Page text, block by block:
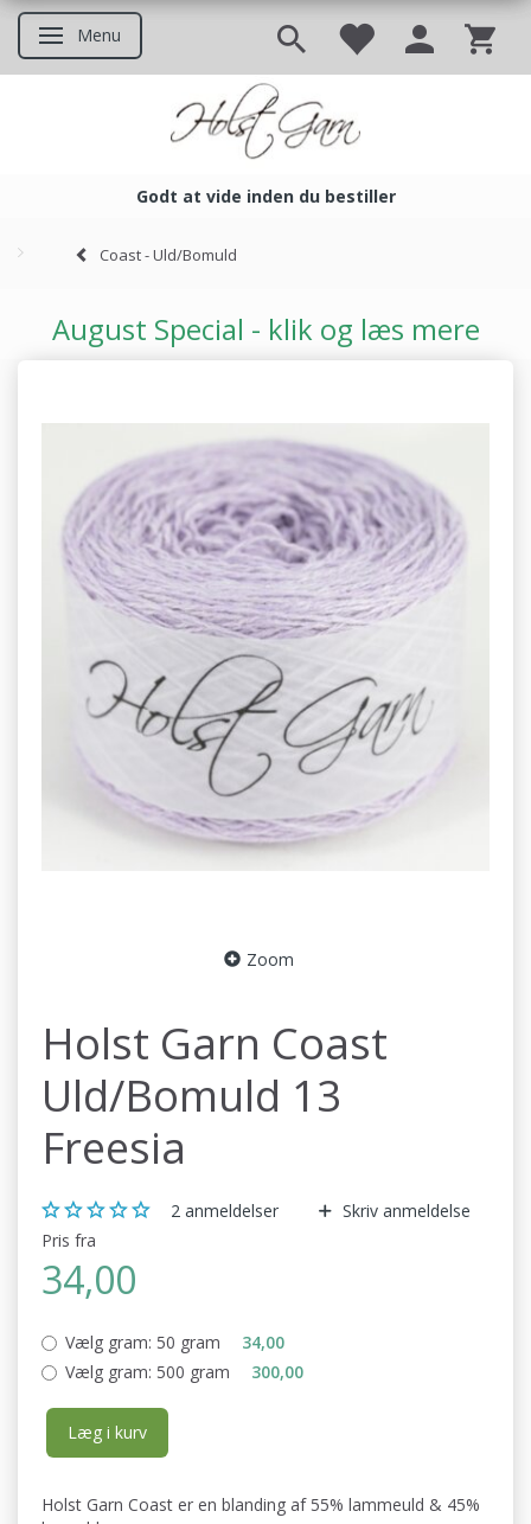
Skifte navigation
Menu
Godt at vide inden du bestiller
Coast - Uld/Bomuld
August Special - klik og læs mere
Zoom
Holst Garn Coast
Uld/Bomuld 13
Freesia
2 anmeldelser
Skriv anmeldelse
Pris fra
34,00
Vælg gram: 50 gram
34,00
Vælg gram: 500 gram 300,00
Læg i kurv
Holst Garn Coast er en blanding af 55% lammeuld & 45%